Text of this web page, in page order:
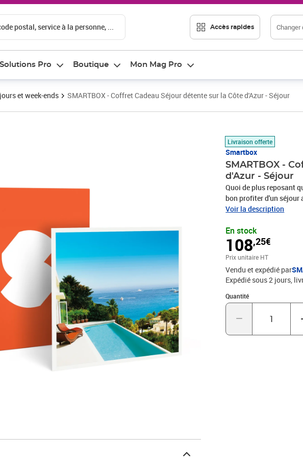
postal, service à la personne, ... Accès rapides Changer
Solutions Pro Boutique Mon Mag Pro
et week-ends SMARTBOX - Coffret Cadeau Séjour détente sur la Côte d'Azur - Séjour
Livraison offerte
Smartbox
SMARTBOX -
d'Azur - Séjour
Quoi de plus reposant
bon profiter d'un séjour
maisons d’hôtes ou
visiter Nice, Grasse ou
détente pour 2
hôtel 3* à 4*
Voir la description
En stock
108,25€
Prix 108,25€
Prix unitaire HT
Vendu et expédié par
Expédié sous 2 jours
Quantité
Quantité : 1